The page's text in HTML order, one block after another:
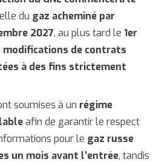
du gaz acheminé par
2027, au plus tard le 1er
modifications de contrats
à des fins strictement
soumises à un régime
afin de garantir le respect
pour le gaz russe
un mois avant l’entrée, tandis